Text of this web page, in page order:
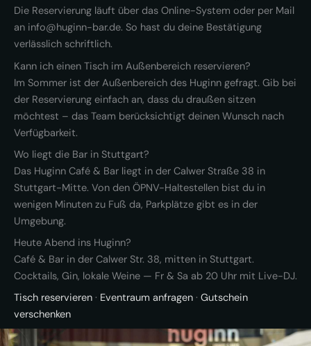
Die Reservierung läuft über das Online-System oder per Mail
an info@huginn-bar.de. So hast du deine Bestätigung
verlässlich schriftlich.
Kann ich einen Tisch im Außenbereich reservieren?
Im Sommer ist der Außenbereich des Huginn gefragt. Gib bei
der Reservierung einfach an, dass du draußen sitzen
möchtest – das Team berücksichtigt deinen Wunsch nach
Verfügbarkeit.
Wo liegt die Bar in Stuttgart?
Das Huginn Café & Bar liegt in der Calwer Straße 38 in
Stuttgart-Mitte. Von den ÖPNV-Haltestellen bist du in
wenigen Minuten zu Fuß da, Parkplätze gibt es in der
Umgebung.
Heute Abend ins Huginn?
Café & Bar in der Calwer Str. 38, mitten in Stuttgart.
Cocktails, Gin, lokale Weine — Fr & Sa ab 20 Uhr mit Live-DJ.
Tisch reservieren · Eventraum anfragen · Gutschein
verschenken